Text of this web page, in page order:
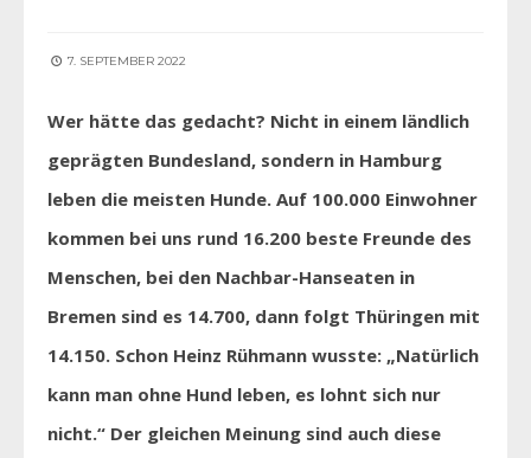
7. SEPTEMBER 2022
Wer hätte das gedacht? Nicht in einem ländlich
geprägten Bundesland, sondern in Hamburg
leben die meisten Hunde. Auf 100.000 Einwohner
kommen bei uns rund 16.200 beste Freunde des
Menschen, bei den Nachbar-Hanseaten in
Bremen sind es 14.700, dann folgt Thüringen mit
14.150. Schon Heinz Rühmann wusste: „Natürlich
kann man ohne Hund leben, es lohnt sich nur
nicht.“ Der gleichen Meinung sind auch diese